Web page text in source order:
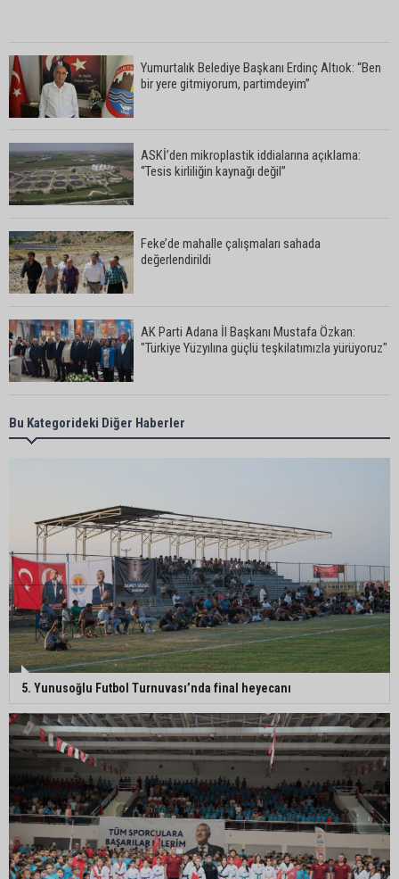
Yumurtalık Belediye Başkanı Erdinç Altıok: “Ben
bir yere gitmiyorum, partimdeyim”
ASKİ’den mikroplastik iddialarına açıklama:
“Tesis kirliliğin kaynağı değil”
Feke’de mahalle çalışmaları sahada
değerlendirildi
AK Parti Adana İl Başkanı Mustafa Özkan:
"Türkiye Yüzyılına güçlü teşkilatımızla yürüyoruz"
Kozan’da Yaz Konserleri Akdam’da şenliğe
dönüştü
Adana’da sıcaklık alarmı: Hissedilen 43 dereceyi
bulacak
Yumurtalık’ta ulaşım çalışmaları hızlandı: Yol ve
kaldırımlar yenileniyor
Otoyolda akılalmaz olay: Önce çaldılar, sonra
Müzeyyen Şevkin: “Mısırın alım fiyatı en az 17 lira
olarak açıklanmalı”
95 yaşındaki kadının arsa satışında yeni perde:
Bu Kategorideki Diğer Haberler
5. Yunusoğlu Futbol Turnuvası’nda final heyecanı